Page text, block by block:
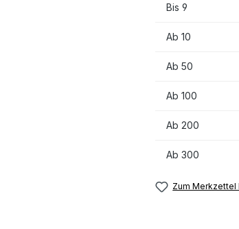
Bis 9
Ab 10
Ab 50
Ab 100
Ab 200
Ab 300
Zum Merkzettel